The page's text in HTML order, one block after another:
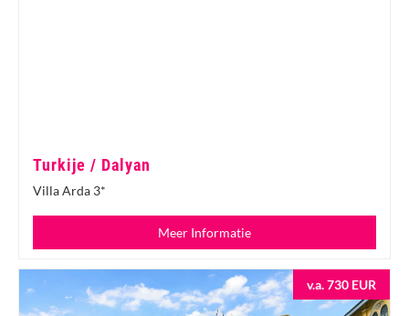
Turkije / Dalyan
Villa Arda 3*
Meer Informatie
v.a. 730 EUR